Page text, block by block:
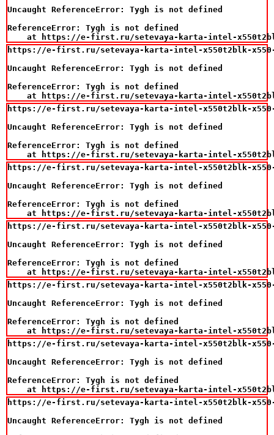
Uncaught ReferenceError: Tygh is not defined
ReferenceError: Tygh is not defined
at https://e-first.ru/setevaya-karta-intel-
https://e-first.ru/setevaya-karta-intel-x550t2blk-x550-
Uncaught ReferenceError: Tygh is not defined
ReferenceError: Tygh is not defined
at https://e-first.ru/setevaya-karta-intel-
https://e-first.ru/setevaya-karta-intel-x550t2blk-x550-
Uncaught ReferenceError: Tygh is not defined
ReferenceError: Tygh is not defined
at https://e-first.ru/setevaya-karta-intel-
https://e-first.ru/setevaya-karta-intel-x550t2blk-x550-
Uncaught ReferenceError: Tygh is not defined
ReferenceError: Tygh is not defined
at https://e-first.ru/setevaya-karta-intel-
https://e-first.ru/setevaya-karta-intel-x550t2blk-x550-
Uncaught ReferenceError: Tygh is not defined
ReferenceError: Tygh is not defined
at https://e-first.ru/setevaya-karta-intel-
https://e-first.ru/setevaya-karta-intel-x550t2blk-x550-
Uncaught ReferenceError: Tygh is not defined
ReferenceError: Tygh is not defined
at https://e-first.ru/setevaya-karta-intel-
https://e-first.ru/setevaya-karta-intel-x550t2blk-x550-
Uncaught ReferenceError: Tygh is not defined
ReferenceError: Tygh is not defined
at https://e-first.ru/setevaya-karta-intel-
https://e-first.ru/setevaya-karta-intel-x550t2blk-x550-
Uncaught ReferenceError: Tygh is not defined